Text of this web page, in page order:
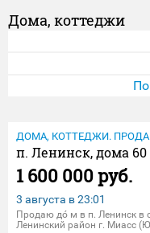
Дома, коттеджи
ДОМА, КОТТЕДЖИ.
п. Ленинск, дома 60
1 600 000 руб.
3 августа в23:01
Продаю до́ м в п. Ленинск в
Ленинский район г. Миасс